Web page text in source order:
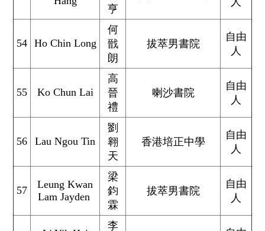
亨
54 Ho Chin Long
何
戩
朗
拔萃男書院
自由
人
55 Ko Chun Lai
高
晉
禮
喇沙書院
自由
人
56 Lau Ngou Tin
劉
翱
天
香港培正中學
自由
人
57
Leung Kwan
Lam Jayden
梁
鈞
霖
拔萃男書院
自由
人
李